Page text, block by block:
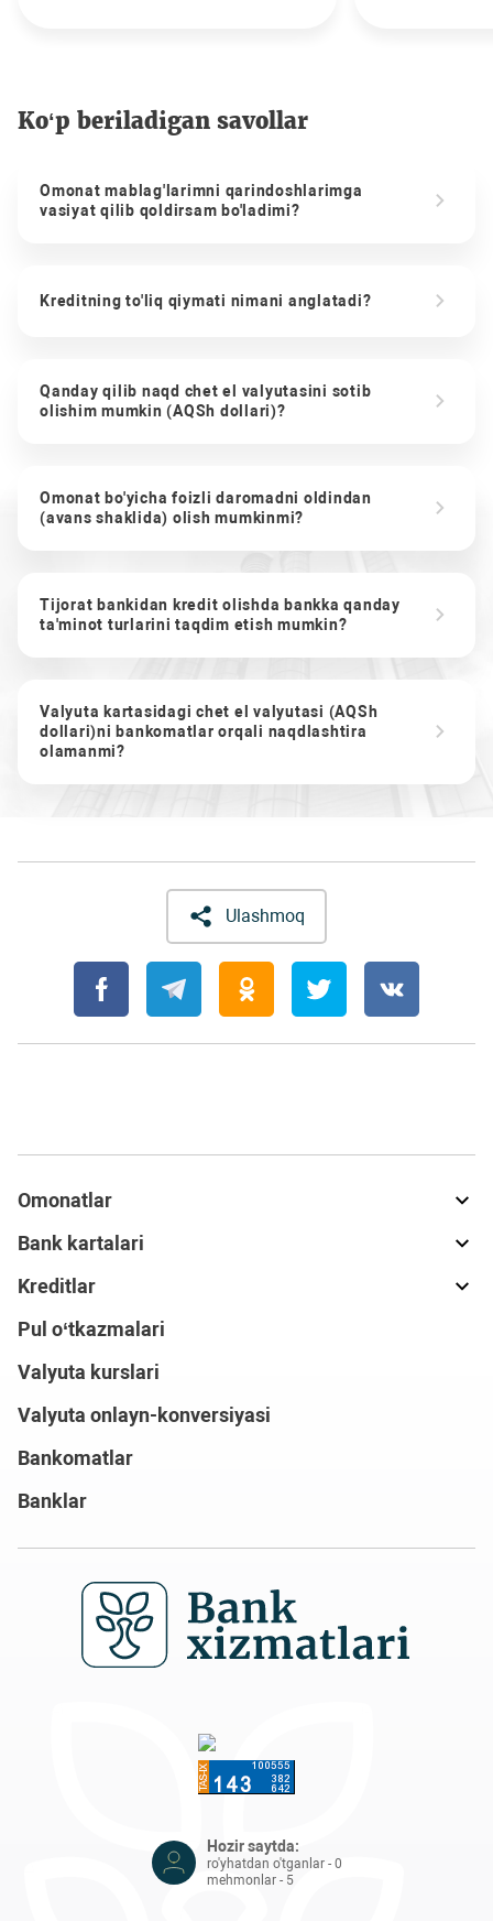
Ko‘p beriladigan savollar
Omonat mablag'larimni qarindoshlarimga
vasiyat qilib qoldirsam bo'ladimi?
Kreditning to'liq qiymati nimani anglatadi?
Qanday qilib naqd chet el valyutasini sotib
olishim mumkin (AQSh dollari)?
Omonat bo'yicha foizli daromadni oldindan
(avans shaklida) olish mumkinmi?
Tijorat bankidan kredit olishda bankka qanday
ta'minot turlarini taqdim etish mumkin?
Valyuta kartasidagi chet el valyutasi (AQSh
dollari)ni bankomatlar orqali naqdlashtira
olamanmi?
Ulashmoq
Omonatlar
Bank kartalari
Kreditlar
Pul o‘tkazmalari
Valyuta kurslari
Valyuta onlayn-konversiyasi
Bankomatlar
Banklar
Hozir saytda:
ro'yhatdan o'tganlar - 0
mehmonlar - 5